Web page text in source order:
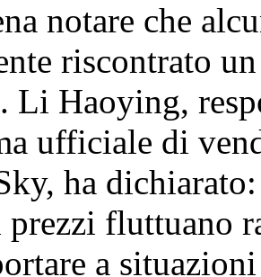
notare che
riscontrato
Li Haoying,
ufficiale di
ha
fluttuano
a